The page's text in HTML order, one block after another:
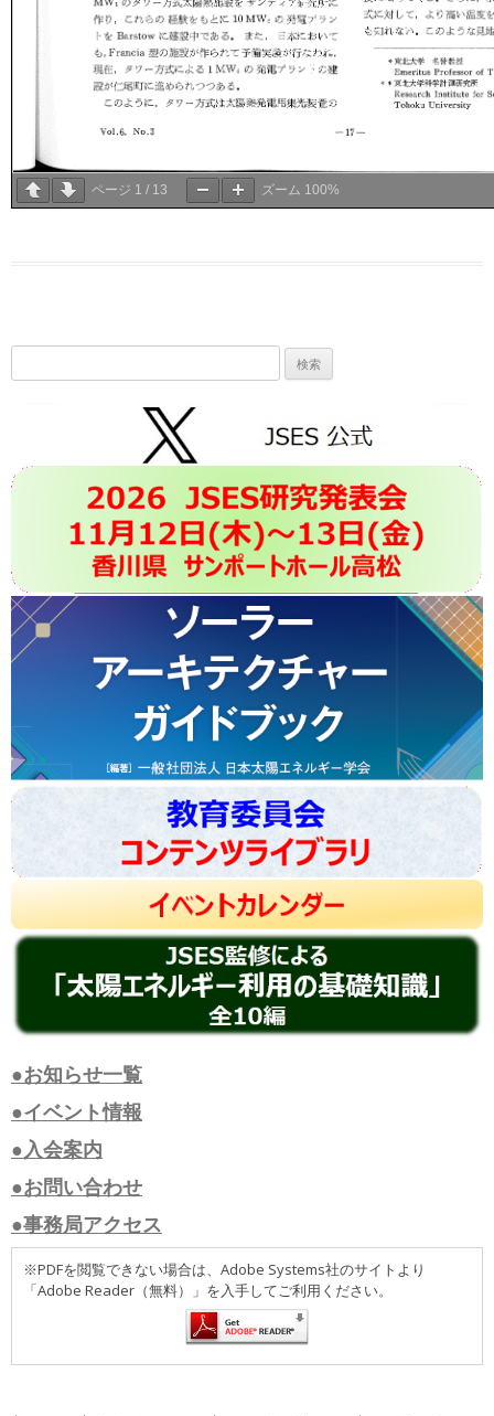
ページ 1 / 13 ズーム 100%
索:
●お知らせ一覧
●イベント情報
●入会案内
●お問い合わせ
●事務局アクセス
※PDFを閲覧できない場合は、Adobe Systems社のサイトより
「Adobe Reader（無料）」を入手してご利用ください。